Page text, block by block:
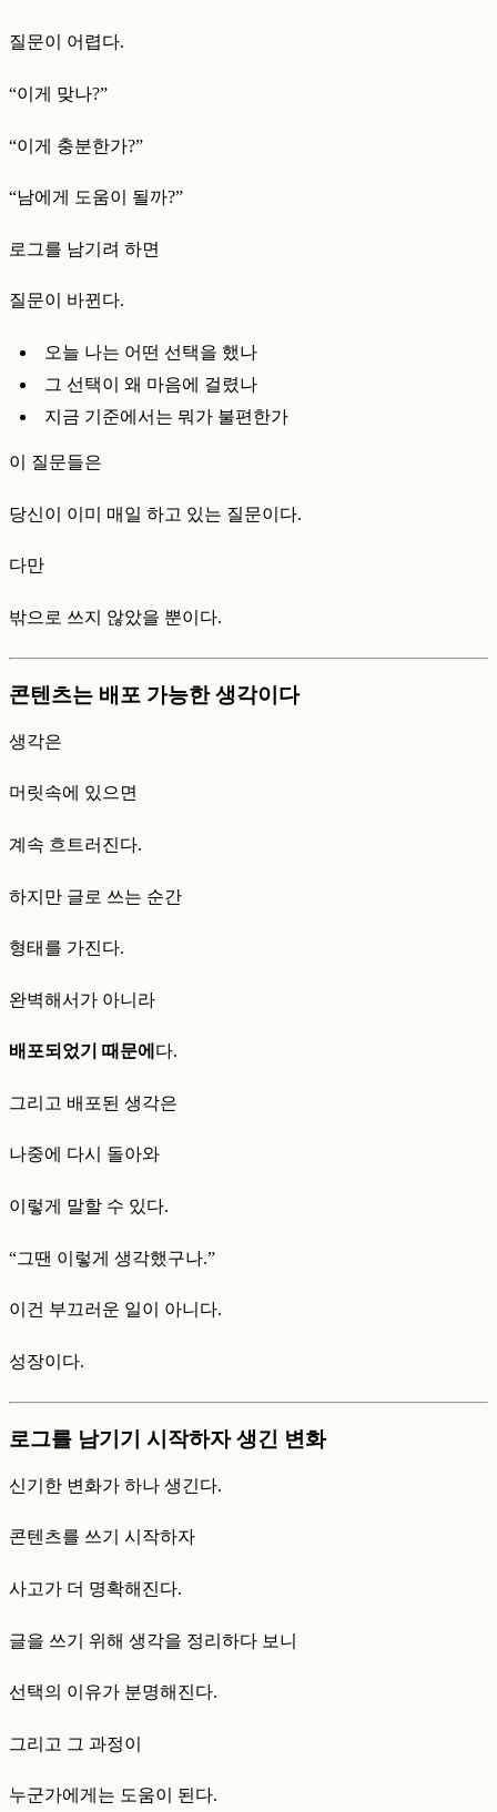
질문이 어렵다.
“이게 맞나?”
“이게 충분한가?”
“남에게 도움이 될까?”
로그를 남기려 하면
질문이 바뀐다.
오늘 나는 어떤 선택을 했나
그 선택이 왜 마음에 걸렸나
지금 기준에서는 뭐가 불편한가
이 질문들은
당신이 이미 매일 하고 있는 질문이다.
다만
밖으로 쓰지 않았을 뿐이다.
콘텐츠는 배포 가능한 생각이다
생각은
머릿속에 있으면
계속 흐트러진다.
하지만 글로 쓰는 순간
형태를 가진다.
완벽해서가 아니라
배포되었기 때문에 다.
그리고 배포된 생각은
나중에 다시 돌아와
이렇게 말할 수 있다.
“그땐 이렇게 생각했구나.”
이건 부끄러운 일이 아니다.
성장이다.
로그를 남기기 시작하자 생긴 변화
신기한 변화가 하나 생긴다.
콘텐츠를 쓰기 시작하자
사고가 더 명확해진다.
글을 쓰기 위해 생각을 정리하다 보니
선택의 이유가 분명해진다.
그리고 그 과정이
누군가에게는 도움이 된다.